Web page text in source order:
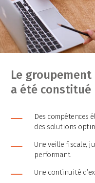
Le groupement
a été constitué
Des compétences
des solutions
Une veille fiscale,
performant.
Une continuité